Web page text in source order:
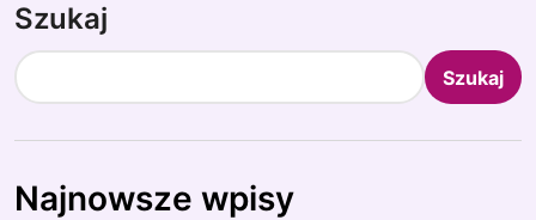
Szukaj
Szukaj
Najnowsze wpisy